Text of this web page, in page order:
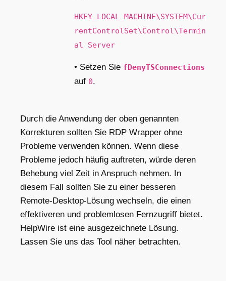
HKEY_LOCAL_MACHINE\SYSTEM\Cur
rentControlSet\Control\Termin
al Server
• Setzen Sie fDenyTSConnections
auf 0.
Durch die Anwendung der oben genannten
Korrekturen sollten Sie RDP Wrapper ohne
Probleme verwenden können. Wenn diese
Probleme jedoch häufig auftreten, würde deren
Behebung viel Zeit in Anspruch nehmen. In
diesem Fall sollten Sie zu einer besseren
Remote-Desktop-Lösung wechseln, die einen
effektiveren und problemlosen Fernzugriff bietet.
HelpWire ist eine ausgezeichnete Lösung.
Lassen Sie uns das Tool näher betrachten.